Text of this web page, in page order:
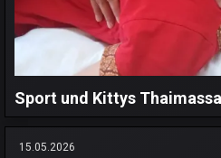
Sport und Kittys
15.05.2026